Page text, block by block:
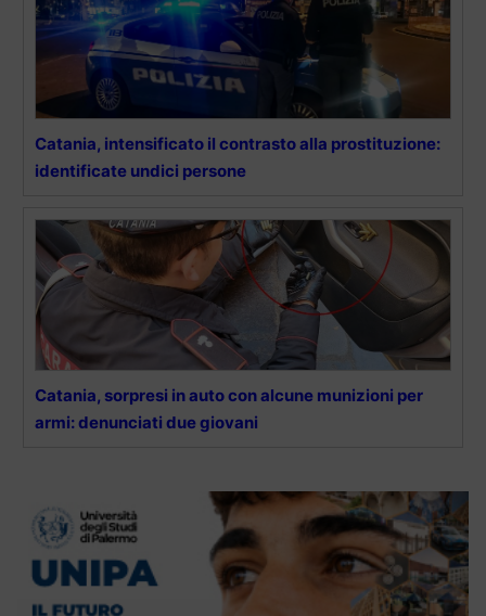
Catania, intensificato il contrasto alla prostituzione:
identificate undici persone
Catania, sorpresi in auto con alcune munizioni per
armi: denunciati due giovani